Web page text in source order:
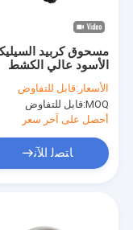
مسحوق كربيد
الأسود عالي الكشط
SiC88 لصناعة الصلب
الأسعار:قابل للتفاوض
MOQ: قابل للتفاوض
أحصل على آخر سعر
ﺎﺘﺼﻟ ﺍﻶﻧ